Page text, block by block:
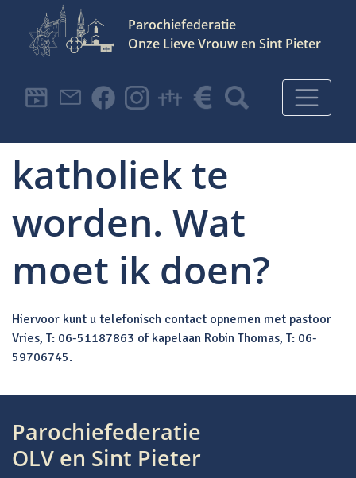
Hoofdnavigatie
Parochiefederatie
Onze Lieve Vrouw en Sint Pieter
Ik denk erover
katholiek te
worden. Wat
moet ik doen?
Hiervoor kunt u telefonisch contact opnemen met pastoor
Vries, T: 06-51187863 of kapelaan Robin Thomas, T: 06-
59706745.
Bericht navigatie
Parochiefederatie
OLV en Sint Pieter